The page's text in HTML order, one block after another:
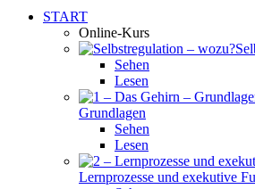
START
Online-Kurs
Sehen
Lesen
Grundlagen
Sehen
Lesen
Lernprozesse und exekutive